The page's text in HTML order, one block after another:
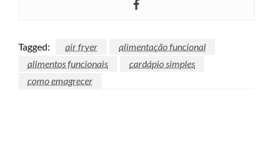
Tagged: air fryer
alimentação funcional
alimentos funcionais
cardápio simples
como emagrecer